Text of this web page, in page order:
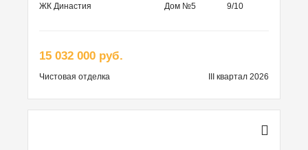
ЖК Династия
Дом №5 9/10
15 032 000 руб.
Чистовая отделка III квартал 2026